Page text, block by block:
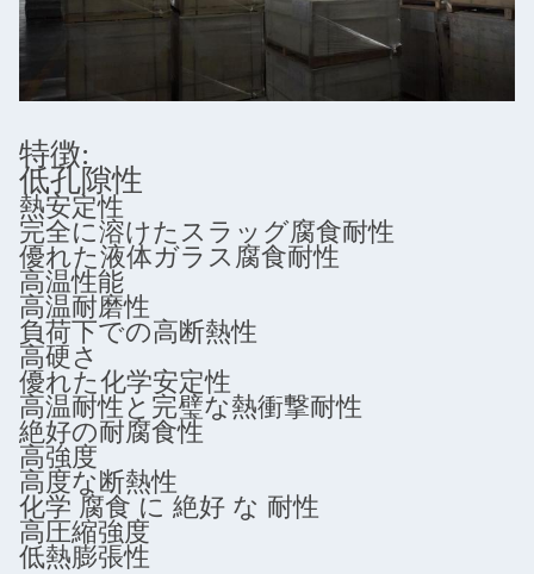
特徴:
低孔隙性
熱安定性
完全に溶けたスラッグ腐食耐性
優れた液体ガラス腐食耐性
高温性能
高温耐磨性
負荷下での高断熱性
高硬さ
優れた化学安定性
高温耐性と完璧な熱衝撃耐性
絶好の耐腐食性
高強度
高度な断熱性
化学 腐食 に 絶好 な 耐性
高圧縮強度
低熱膨張性